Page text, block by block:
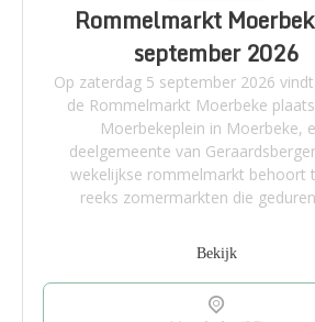
Rommelmarkt
september 2026
Op zaterdag 5 september 2026
de Rommelmarkt Moerbeke
Moerbekeplein in Moerbeke,
deelgemeente van
wekelijkse rommelmarkt behoort
reeks zomermarkten die
Bekijk